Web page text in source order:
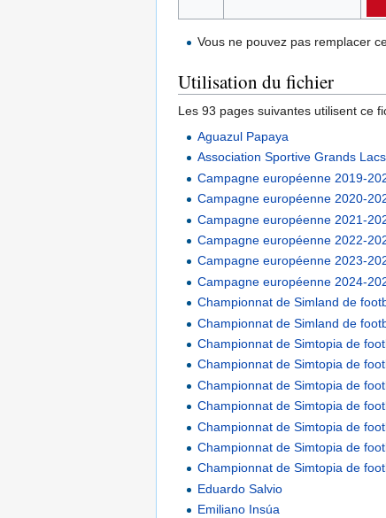
Vous ne pouvez pas remplacer
Utilisation du fichier
Les 93 pages suivantes utilisent ce
Aguazul Papaya
Association Sportive Grands
Campagne européenne 2019-
Campagne européenne 2020-
Campagne européenne 2021-
Campagne européenne 2022-
Campagne européenne 2023-
Campagne européenne 2024-
Championnat de Simland de
Championnat de Simland de
Championnat de Simtopia de
Championnat de Simtopia de
Championnat de Simtopia de
Championnat de Simtopia de
Championnat de Simtopia de
Championnat de Simtopia de
Championnat de Simtopia de
Eduardo Salvio
Emiliano Insúa